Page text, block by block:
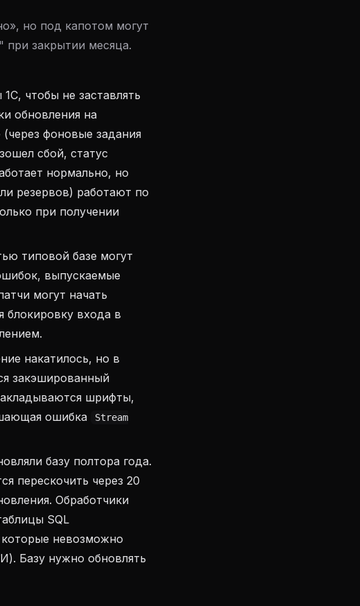
но под капотом могут
при закрытии месяца.
чтобы не заставлять
обновления на
фоновые задания
сбой, статус
нормально, но
резервов) работают по
при получении
типовой базе могут
выпускаемые
могут начать
блокировку входа в
накатилось, но в
закэшированный
шрифты,
ошибка
Stream
базу полтора года.
перескочить через 20
Обработчики
SQL
которые невозможно
Базу нужно обновлять